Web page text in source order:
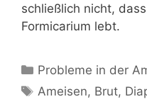
schließlich nicht,
Formicarium lebt.
Kategorien
Probleme in der
Schlagwörter
Ameisen, Brut,